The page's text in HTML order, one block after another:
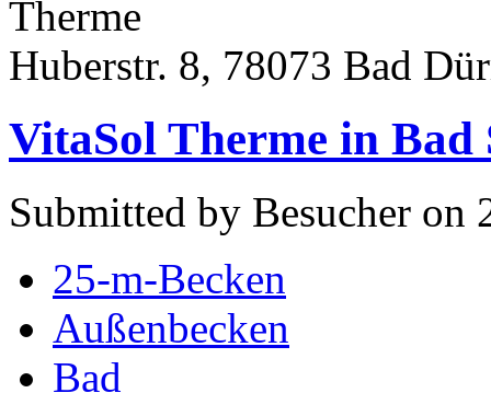
Therme
Huberstr. 8, 78073 Bad
VitaSol Therme in Bad
Submitted by Besucher
25-m-Becken
Außenbecken
Bad